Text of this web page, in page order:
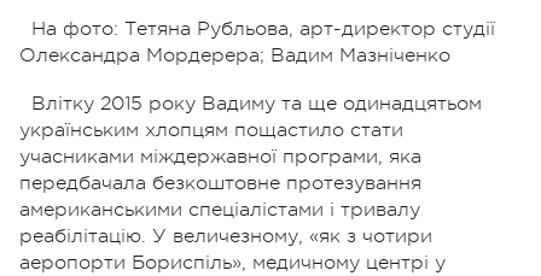
На фото: Тетяна Рубльова, арт-директор студії
Олександра Мордерера; Вадим Мазніченко
Влітку 2015 року Вадиму та ще одинадцятьом
українським хлопцям пощастило стати
учасниками міждержавної програми, яка
передбачала безкоштовне протезування
американськими спеціалістами і тривалу
реабілітацію. У величезному, «як з чотири
аеропорти Бориспіль», медичному центрі у